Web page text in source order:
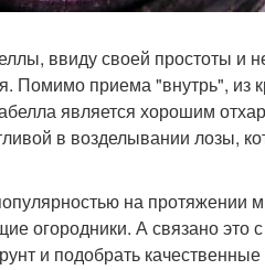
ввиду своей простоты и
Помимо приема "внутрь", из
является хорошим
в возделывании лозы,
на
огородники. А связано это
и подобрать